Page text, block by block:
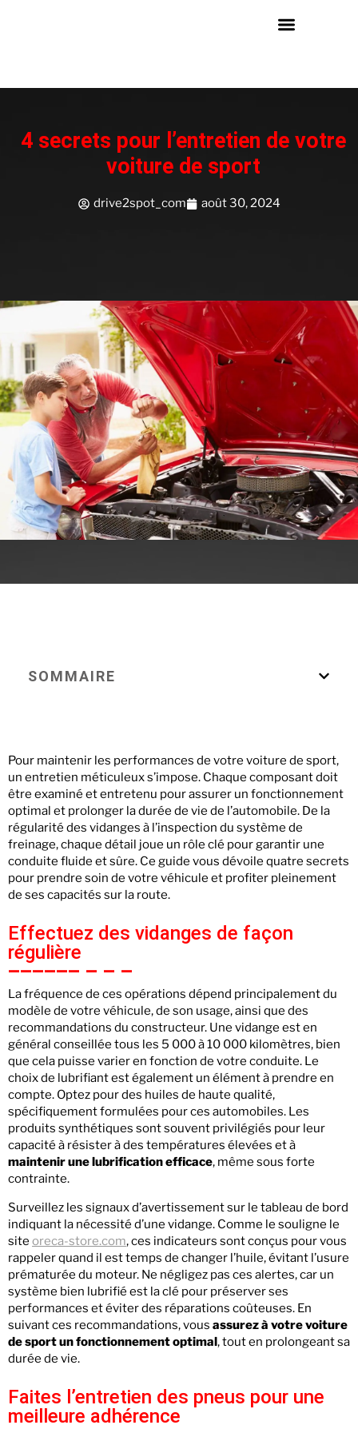
4 secrets pour l’entretien de votre
voiture de sport
drive2spot_com août 30, 2024
SOMMAIRE
Pour maintenir les performances de votre voiture de sport,
un entretien méticuleux s’impose. Chaque composant doit
être examiné et entretenu pour assurer un fonctionnement
optimal et prolonger la durée de vie de l’automobile. De la
régularité des vidanges à l’inspection du système de
freinage, chaque détail joue un rôle clé pour garantir une
conduite fluide et sûre. Ce guide vous dévoile quatre secrets
pour prendre soin de votre véhicule et profiter pleinement
de ses capacités sur la route.
Effectuez des vidanges de façon
régulière
La fréquence de ces opérations dépend principalement du
modèle de votre véhicule, de son usage, ainsi que des
recommandations du constructeur. Une vidange est en
général conseillée tous les 5 000 à 10 000 kilomètres, bien
que cela puisse varier en fonction de votre conduite. Le
choix de lubrifiant est également un élément à prendre en
compte. Optez pour des huiles de haute qualité,
spécifiquement formulées pour ces automobiles. Les
produits synthétiques sont souvent privilégiés pour leur
capacité à résister à des températures élevées et à
maintenir une lubrification efficace, même sous forte
contrainte.
Surveillez les signaux d’avertissement sur le tableau de bord
indiquant la nécessité d’une vidange. Comme le souligne le
site oreca-store.com, ces indicateurs sont conçus pour vous
rappeler quand il est temps de changer l’huile, évitant l’usure
prématurée du moteur. Ne négligez pas ces alertes, car un
système bien lubrifié est la clé pour préserver ses
performances et éviter des réparations coûteuses. En
suivant ces recommandations, vous assurez à votre voiture
de sport un fonctionnement optimal, tout en prolongeant sa
durée de vie.
Faites l’entretien des pneus pour une
meilleure adhérence